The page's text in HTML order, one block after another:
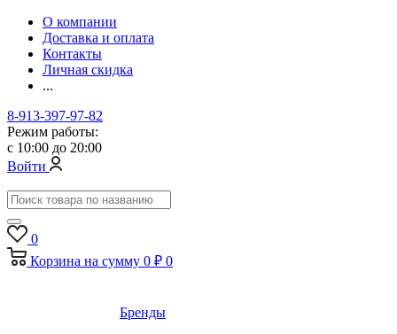
О компании
Доставка и оплата
Контакты
Личная скидка
...
8-913-397-97-82
Режим работы:
с 10:00 до 20:00
Войти
0
Корзина на сумму 0 ₽ 0
Бренды